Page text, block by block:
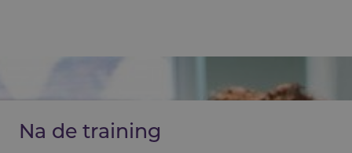
Na de training